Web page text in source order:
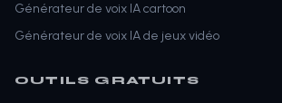
Générateur de voix IA cartoon
Générateur de voix IA de jeux vidéo
OUTILS GRATUITS